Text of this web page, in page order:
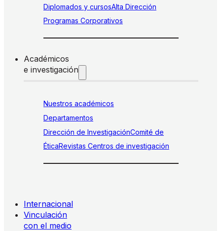
Diplomados y cursosAlta Dirección
Programas Corporativos
Académicos
e investigación
Nuestros académicos
Departamentos
Dirección de InvestigaciónComité de
ÉticaRevistas Centros de investigación
Internacional
Vinculación
con el medio